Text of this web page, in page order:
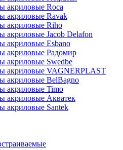
акриловые Roca
акриловые Ravak
акриловые Riho
акриловые Jacob Delafon
акриловые Esbano
акриловые Радомир
акриловые Swedbe
акриловые VAGNERPLAST
акриловые BelBagno
акриловые Timo
акриловые Акватек
акриловые Santek